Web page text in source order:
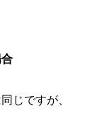
じですが、